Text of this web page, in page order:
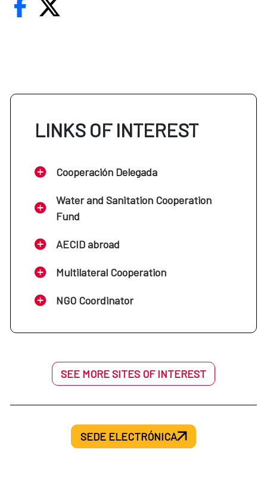
LINKS OF INTEREST
Cooperación Delegada
Water and Sanitation Cooperation
Fund
AECID abroad
Multilateral Cooperation
NGO Coordinator
SEE MORE SITES OF INTEREST
SEDE ELECTRÓNICA